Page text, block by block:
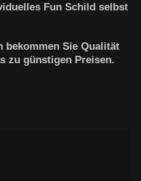
Fun Schild selbst
bekommen Sie Qualität
zu günstigen Preisen.